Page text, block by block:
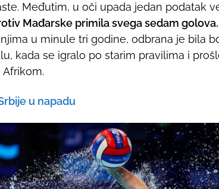
Međutim, u oči upada jedan podatak
Mađarske primila svega sedam golova.
u minule tri godine, odbrana je bila
kada se igralo po starim pravilima i
u napadu